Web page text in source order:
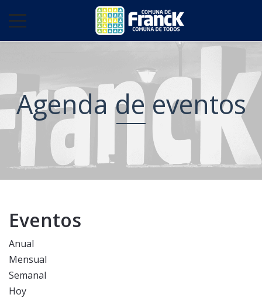
Agenda de eventos
Eventos
Anual
Mensual
Semanal
Hoy